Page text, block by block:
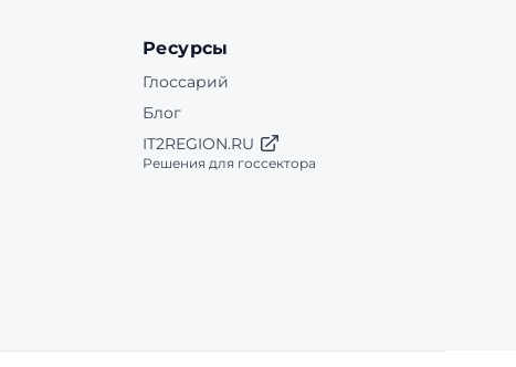
Ресурсы
Глоссарий
Блог
IT2REGION.RU
Решения для госсектора